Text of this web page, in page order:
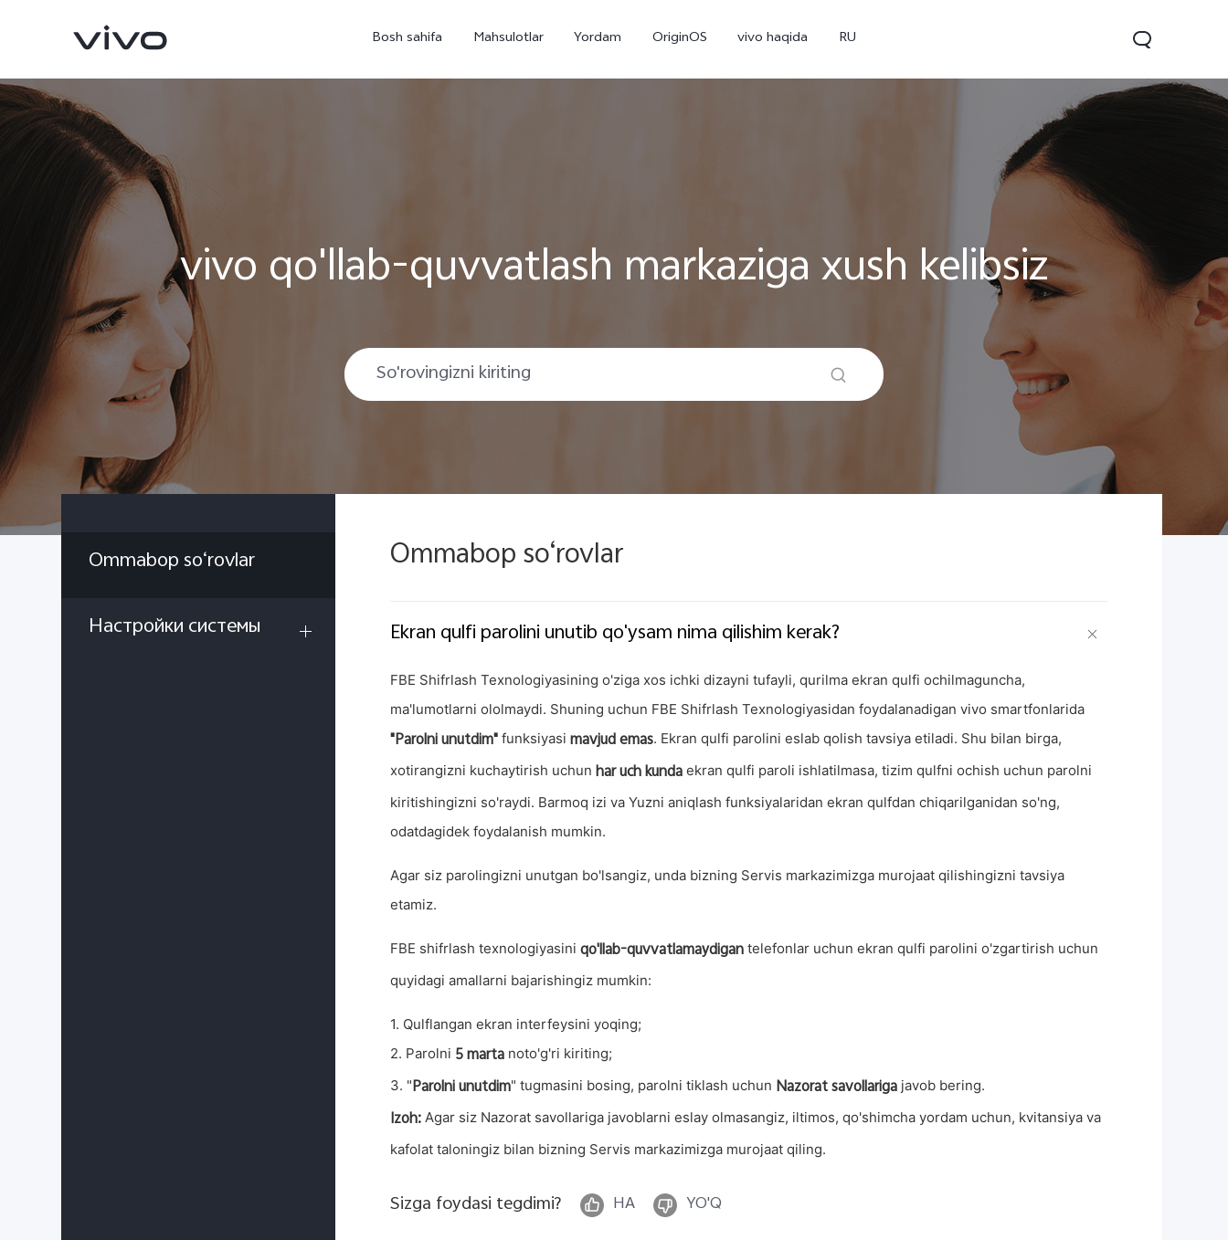
Bosh sahifa Mahsulotlar Yordam OriginOS vivo haqida RU
V70 5G V60 Lite
vivo qo'llab-quvvatlash markaziga xush kelibsiz
Ommabop so‘rovlar
Настройки системы
Ommabop so‘rovlar
Ekran qulfi parolini unutib qo'ysam nima qilishim kerak?
FBE Shifrlash Texnologiyasining o'ziga xos ichki dizayni tufayli, qurilma ekran qulfi ochilmaguncha,
ma'lumotlarni ololmaydi. Shuning uchun FBE Shifrlash Texnologiyasidan foydalanadigan vivo smartfonlarida
"Parolni unutdim" funksiyasi mavjud emas. Ekran qulfi parolini eslab qolish tavsiya etiladi. Shu bilan birga,
xotirangizni kuchaytirish uchun har uch kunda ekran qulfi paroli ishlatilmasa, tizim qulfni ochish uchun parolni
kiritishingizni so'raydi. Barmoq izi va Yuzni aniqlash funksiyalaridan ekran qulfdan chiqarilganidan so'ng,
odatdagidek foydalanish mumkin.
Agar siz parolingizni unutgan bo'lsangiz, unda bizning Servis markazimizga murojaat qilishingizni tavsiya
etamiz.
FBE shifrlash texnologiyasini qo'llab-quvvatlamaydigan telefonlar uchun ekran qulfi parolini o'zgartirish uchun
quyidagi amallarni bajarishingiz mumkin:
1. Qulflangan ekran interfeysini yoqing;
2. Parolni 5marta noto'g'ri kiriting;
3. "Parolni unutdim" tugmasini bosing, parolni tiklash uchun Nazorat savollariga javob bering.
Izoh: Agar siz Nazorat savollariga javoblarni eslay olmasangiz, iltimos, qo'shimcha yordam uchun, kvitansiya va
kafolat taloningiz bilan bizning Servis markazimizga murojaat qiling.
Sizga foydasi tegdimi? HA YO'Q